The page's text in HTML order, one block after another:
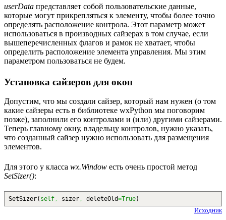
userData представляет собой пользовательские данные,
которые могут прикрепляться к элементу, чтобы более точно
определять расположение контрола. Этот параметр может
использоваться в производных сайзерах в том случае, если
вышеперечисленных флагов и рамок не хватает, чтобы
определить расположение элемента управления. Мы этим
параметром пользоваться не будем.
Установка сайзеров для окон
Допустим, что мы создали сайзер, который нам нужен (о том
какие сайзеры есть в библиотеке wxPython мы поговорим
позже), заполнили его контролами и (или) другими сайзерами.
Теперь главному окну, владельцу контролов, нужно указать,
что созданный сайзер нужно использовать для размещения
элементов.
Для этого у класса wx.Window есть очень простой метод
SetSizer():
SetSizer( self, sizer, deleteOld=True)
Исходник